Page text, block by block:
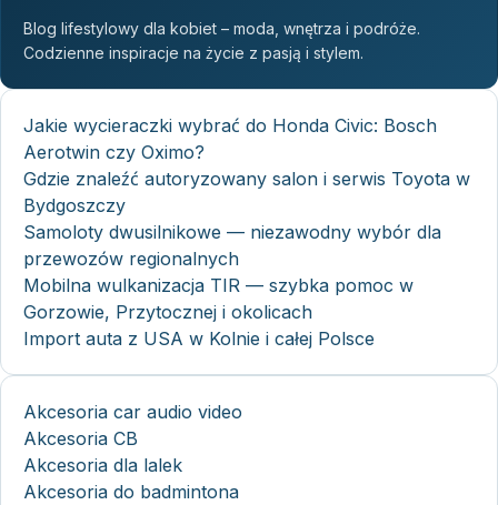
Blog lifestylowy dla kobiet – moda, wnętrza i podróże.
Codzienne inspiracje na życie z pasją i stylem.
Jakie wycieraczki wybrać do Honda Civic: Bosch
Aerotwin czy Oximo?
Gdzie znaleźć autoryzowany salon i serwis Toyota w
Bydgoszczy
Samoloty dwusilnikowe — niezawodny wybór dla
przewozów regionalnych
Mobilna wulkanizacja TIR — szybka pomoc w
Gorzowie, Przytocznej i okolicach
Import auta z USA w Kolnie i całej Polsce
Akcesoria car audio video
Akcesoria CB
Akcesoria dla lalek
Akcesoria do badmintona